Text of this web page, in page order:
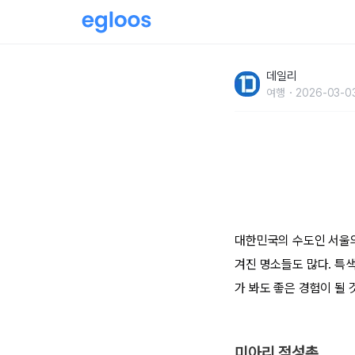
데일리
여행 2026-03-
대한민국의 수도인 서
겨진 명소들도 많다. 특
가 봐도 좋은 경험이 될